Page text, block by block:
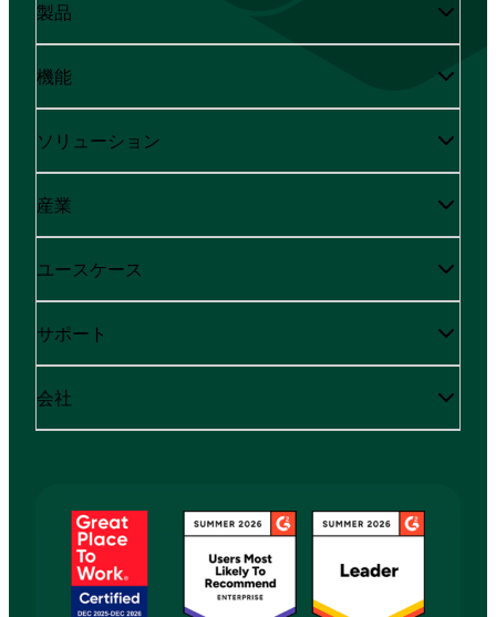
製品
機能
ソリューション
産業
ユースケース
サポート
会社